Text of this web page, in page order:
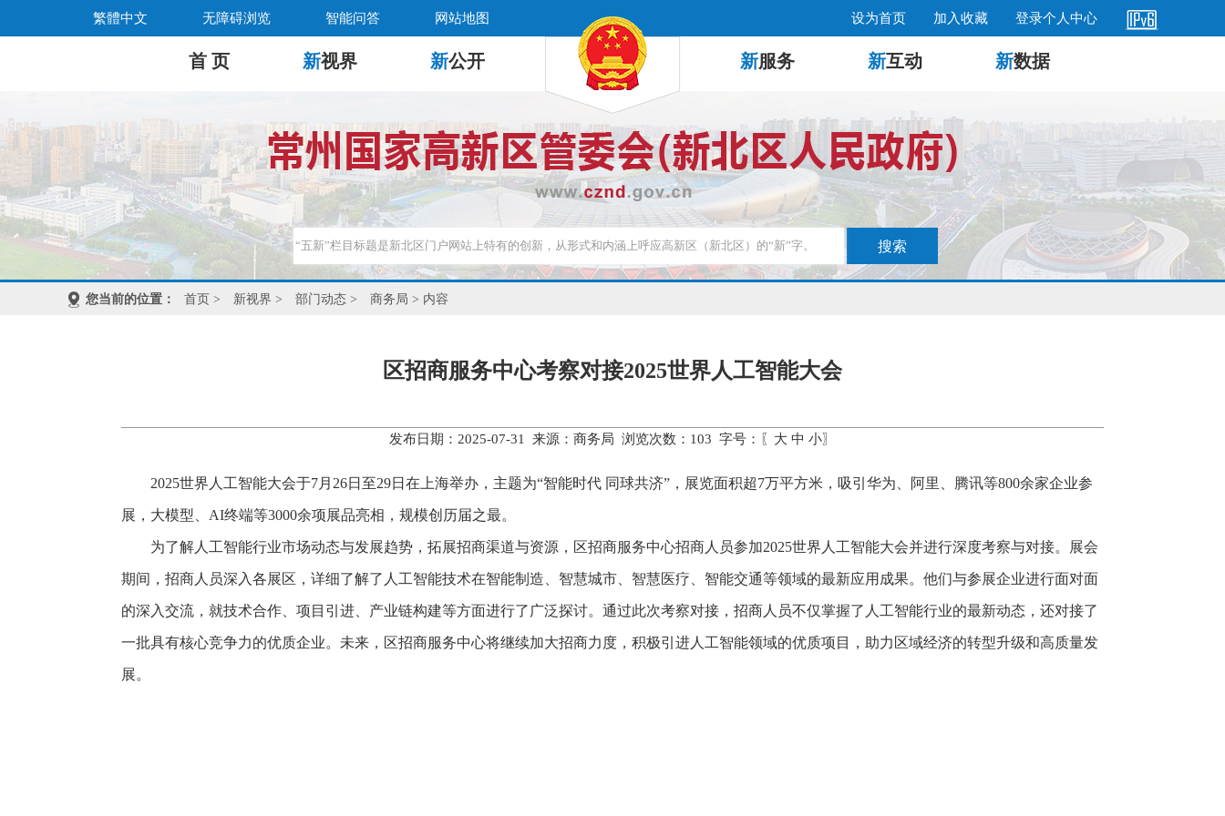
繁體中文 无障碍浏览 智能问答 网站地图 设为首页 加入收藏 登录个人中心
首 页 新视界 新公开 新服务 新互动 新数据
您当前的位置： 首页 > 新视界 > 部门动态 > 商务局 > 内容
区招商服务中心考察对接2025世界人工智能大会
发布日期：2025-07-31 来源：商务局 浏览次数： 103 字号：〖 大 中 小〗
2025世界人工智能大会于7月26日至29日在上海举办，主题为“智能时代 同球共济”，展览面积超7万平方米，吸引华为、阿里、腾讯等800余家企业参
展，大模型、AI终端等3000余项展品亮相，规模创历届之最。
为了解人工智能行业市场动态与发展趋势，拓展招商渠道与资源，区招商服务中心招商人员参加2025世界人工智能大会并进行深度考察与对接。展会
期间，招商人员深入各展区，详细了解了人工智能技术在智能制造、智慧城市、智慧医疗、智能交通等领域的最新应用成果。他们与参展企业进行面对面
的深入交流，就技术合作、项目引进、产业链构建等方面进行了广泛探讨。通过此次考察对接，招商人员不仅掌握了人工智能行业的最新动态，还对接了
一批具有核心竞争力的优质企业。未来，区招商服务中心将继续加大招商力度，积极引进人工智能领域的优质项目，助力区域经济的转型升级和高质量发
展。